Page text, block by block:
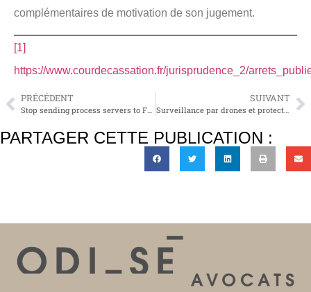
complémentaires de motivation de son jugement.
[1]
https://www.courdecassation.fr/jurisprudence_2/
PRÉCÉDENT
Stop sending process servers to French manufacturers !
SUIVANT
Surveillance par drones et protection des données à caractère personnel : un encadrement législatif insuffisant
PARTAGER CETTE PUBLICATION :